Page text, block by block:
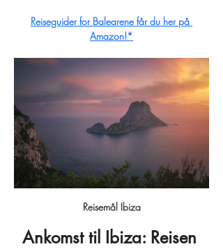
Reiseguider for Balearene får du her på
Amazon!*
Reisemål Ibiza
Ankomst til Ibiza: Reisen